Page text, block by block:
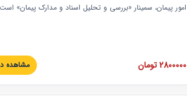
امور پیمان، سمینار «بررسی و تحلیل اسناد و مدارک پیمان»
عملی در این خصوص ارائه شده است.
2800000 تومان مشاهده